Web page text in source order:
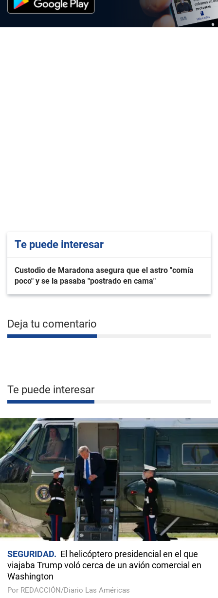
Te puede interesar
Custodio de Maradona asegura que el astro "comía
poco" y se la pasaba "postrado en cama"
Deja tu comentario
Te puede interesar
SEGURIDAD
El helicóptero presidencial en el que
viajaba Trump voló cerca de un avión comercial en
Washington
Por REDACCIÓN/Diario Las Américas